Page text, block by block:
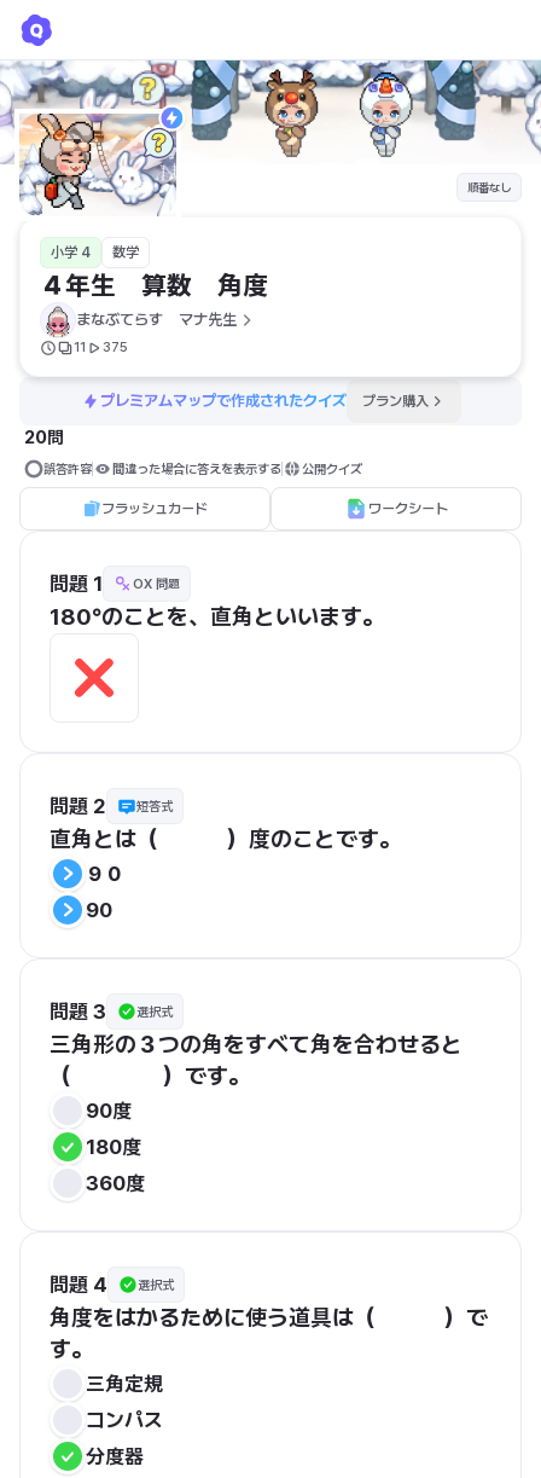
順番なし
小学 4 数学
４年生　算数　角度
まなぶてらす　マナ先生
11 375
プレミアムマップで作成されたクイズ プラン購入
20問
誤答許容 間違った場合に答えを表示する 公開クイズ
フラッシュカード ワークシート
問題 1 OX 問題
180°のことを、直角といいます。
問題 2 短答式
直角とは（　　　）度のことです。
９０
90
問題 3 選択式
三角形の３つの角をすべて角を合わせると
（　　　　）です。
90度
180度
360度
問題 4 選択式
角度をはかるために使う道具は（　　　）で
す。
三角定規
コンパス
分度器